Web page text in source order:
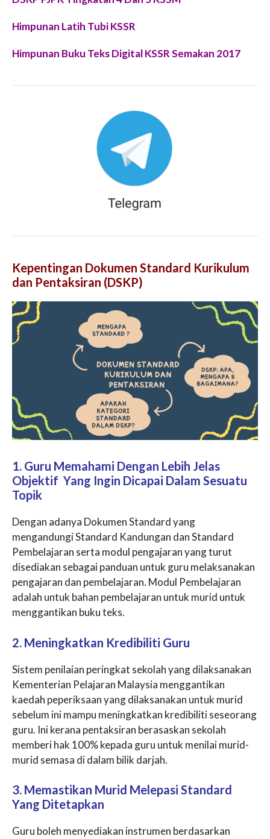
Himpunan Latih Tubi KSSR
Himpunan Buku Teks Digital KSSR Semakan 2017
Kepentingan Dokumen Standard Kurikulum
dan Pentaksiran (DSKP)
1. Guru Memahami Dengan Lebih Jelas
Objektif Yang Ingin Dicapai Dalam Sesuatu
Topik
Dengan adanya Dokumen Standard yang
mengandungi Standard Kandungan dan Standard
Pembelajaran serta modul pengajaran yang turut
disediakan sebagai panduan untuk guru melaksanakan
pengajaran dan pembelajaran. Modul Pembelajaran
adalah untuk bahan pembelajaran untuk murid untuk
menggantikan buku teks.
2. Meningkatkan Kredibiliti Guru
Sistem penilaian peringkat sekolah yang dilaksanakan
Kementerian Pelajaran Malaysia menggantikan
kaedah peperiksaan yang dilaksanakan untuk murid
sebelum ini mampu meningkatkan kredibiliti seseorang
guru. Ini kerana pentaksiran berasaskan sekolah
memberi hak 100% kepada guru untuk menilai murid-
murid semasa di dalam bilik darjah.
3. Memastikan Murid Melepasi Standard
Yang Ditetapkan
Guru boleh menyediakan instrumen berdasarkan